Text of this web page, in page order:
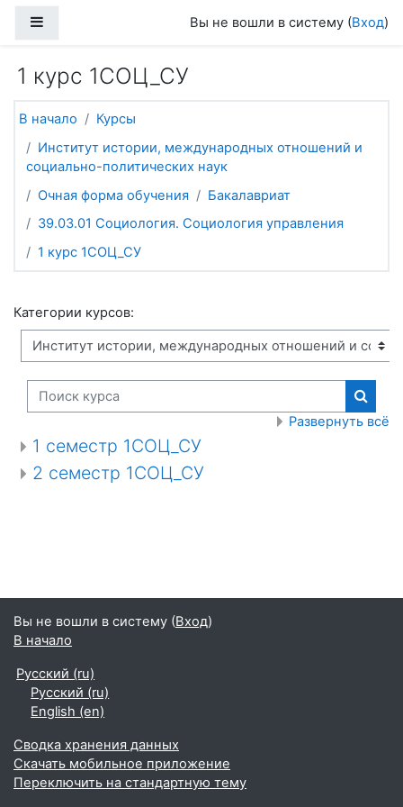
Вы не вошли в систему (Вход)
1 курс 1СОЦ_СУ
В начало
Курсы
Институт истории, международных отношений и
социально-политических наук
Очная форма обучения
Бакалавриат
39.03.01 Социология. Социология управления
1 курс 1СОЦ_СУ
Категории курсов:
Поиск курса
Поиск
Развернуть всё
1 семестр 1СОЦ_СУ
2 семестр 1СОЦ_СУ
Вы не вошли в систему (Вход)
В начало
Русский ‎(ru)‎
Русский ‎(ru)‎
English ‎(en)‎
Сводка хранения данных
Скачать мобильное приложение
Переключить на стандартную тему